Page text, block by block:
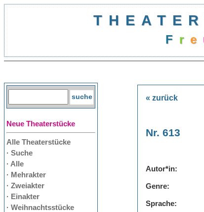
Fre
Neue Theaterstücke
Alle Theaterstücke
· Suche
· Alle
· Mehrakter
· Zweiakter
· Einakter
· Weihnachtsstücke
« zurück
Nr. 613
Autor*in:
Genre:
Sprache: